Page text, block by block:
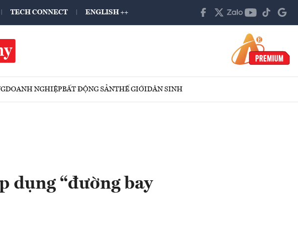
TECH CONNECT ENGLISH ++
DOANH NGHIỆPBẤT ĐỘNG SẢNTHẾ GIỚIDÂN SINH
dụng “đường bay